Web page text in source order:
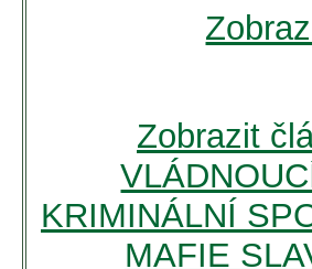
Zobrazit
KRIMINÁLNÍ
MAFIE